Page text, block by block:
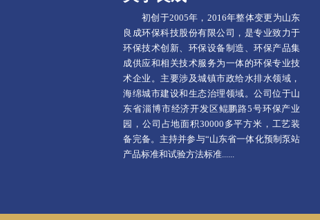
初创于2005年，2016年整体变更为山东
良成环保科技股份有限公司，是专业致力于
环保技术创新、环保设备制造、环保产品集
成供应和相关技术服务为一体的环保专业技
术企业。主要涉及城镇市政给水排水领域，
海绵城市建设和生态治理领域。公司位于山
东省淄博市经济开发区鲲鹏路5号环保产业
园，公司占地面积30000多平方米，工艺装
备完备。主持并参与“山东省一体化预制泵站
产品标准和试验方法标准......